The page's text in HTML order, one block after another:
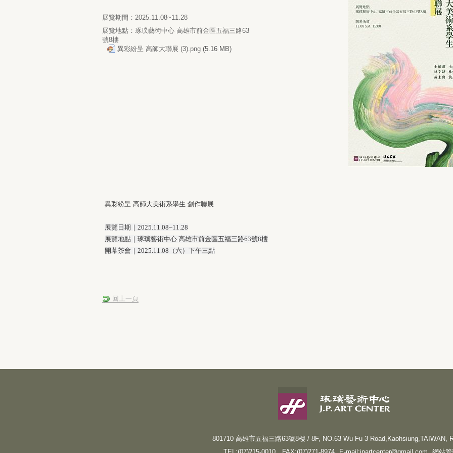
展覽期間：2025.11.08~11.28
展覽地點：琢璞藝術中心 高雄市前金區五福三路63
號8樓
異彩紛呈 高師大聯展 (3).png (5.16 MB)
異彩紛呈 高師大美術系學生 創作聯展
展覽日期｜2025.11.08~11.28
展覽地點｜琢璞藝術中心 高雄市前金區五福三路63號8樓
開幕茶會｜2025.11.08（六）下午三點
回上一頁
801710 高雄市五福三路63號8樓 / 8F, NO.63 Wu Fu 3 Road,Kaohsiung,TAIWAN,